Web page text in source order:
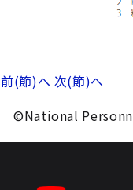
前(節)へ 次(節)へ
©National